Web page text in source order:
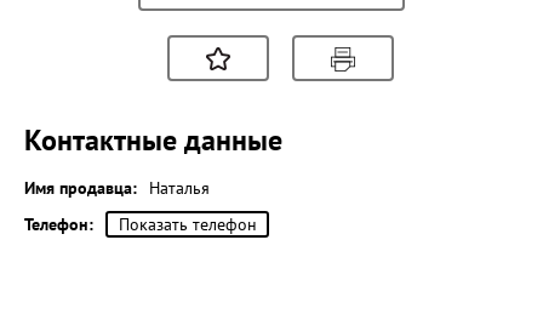
Контактные данные
Имя продавца:
Наталья
Телефон:
Показать телефон